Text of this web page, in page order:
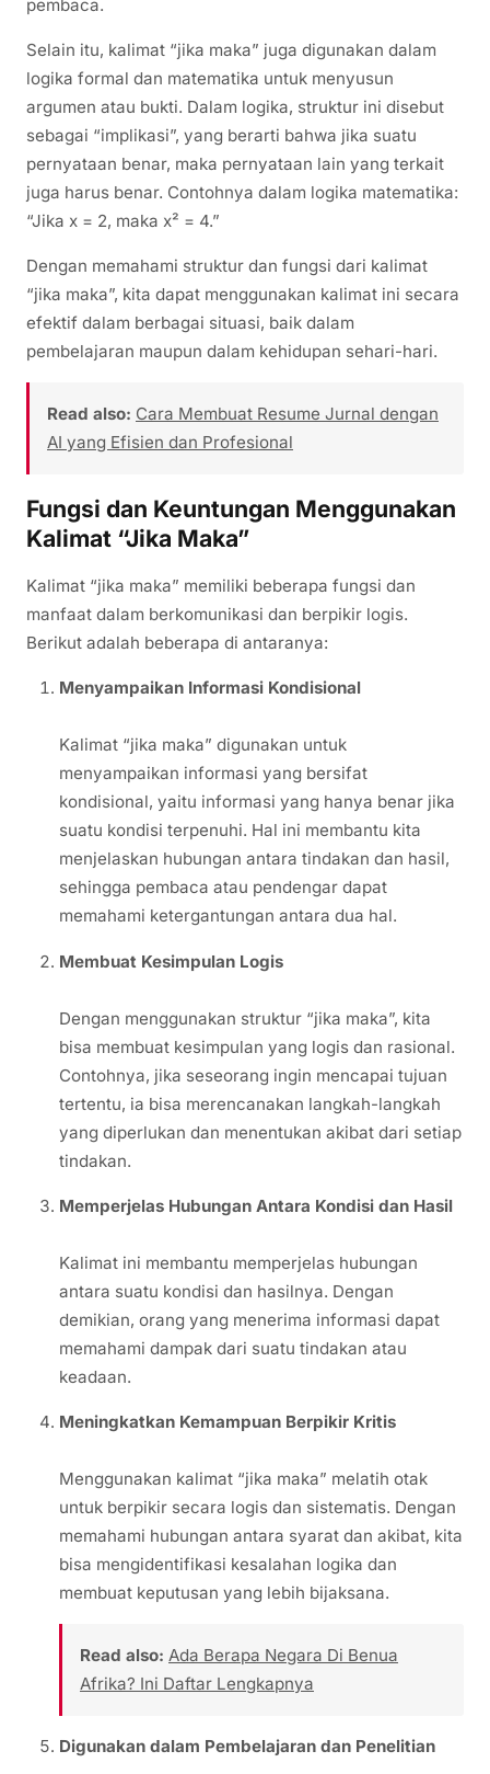
pembaca.
Selain itu, kalimat “jika maka” juga digunakan dalam
logika formal dan matematika untuk menyusun
argumen atau bukti. Dalam logika, struktur ini disebut
sebagai “implikasi”, yang berarti bahwa jika suatu
pernyataan benar, maka pernyataan lain yang terkait
juga harus benar. Contohnya dalam logika matematika:
“Jika x = 2, maka x² = 4.”
Dengan memahami struktur dan fungsi dari kalimat
“jika maka”, kita dapat menggunakan kalimat ini secara
efektif dalam berbagai situasi, baik dalam
pembelajaran maupun dalam kehidupan sehari-hari.
Read also: Cara Membuat Resume Jurnal dengan
AI yang Efisien dan Profesional
Fungsi dan Keuntungan Menggunakan
Kalimat “Jika Maka”
Kalimat “jika maka” memiliki beberapa fungsi dan
manfaat dalam berkomunikasi dan berpikir logis.
Berikut adalah beberapa di antaranya:
Menyampaikan Informasi Kondisional
Kalimat “jika maka” digunakan untuk
menyampaikan informasi yang bersifat
kondisional, yaitu informasi yang hanya benar jika
suatu kondisi terpenuhi. Hal ini membantu kita
menjelaskan hubungan antara tindakan dan hasil,
sehingga pembaca atau pendengar dapat
memahami ketergantungan antara dua hal.
Membuat Kesimpulan Logis
Dengan menggunakan struktur “jika maka”, kita
bisa membuat kesimpulan yang logis dan rasional.
Contohnya, jika seseorang ingin mencapai tujuan
tertentu, ia bisa merencanakan langkah-langkah
yang diperlukan dan menentukan akibat dari setiap
tindakan.
Memperjelas Hubungan Antara Kondisi dan Hasil
Kalimat ini membantu memperjelas hubungan
antara suatu kondisi dan hasilnya. Dengan
demikian, orang yang menerima informasi dapat
memahami dampak dari suatu tindakan atau
keadaan.
Meningkatkan Kemampuan Berpikir Kritis
Menggunakan kalimat “jika maka” melatih otak
untuk berpikir secara logis dan sistematis. Dengan
memahami hubungan antara syarat dan akibat, kita
bisa mengidentifikasi kesalahan logika dan
membuat keputusan yang lebih bijaksana.
Read also: Ada Berapa Negara Di Benua
Afrika? Ini Daftar Lengkapnya
Digunakan dalam Pembelajaran dan Penelitian